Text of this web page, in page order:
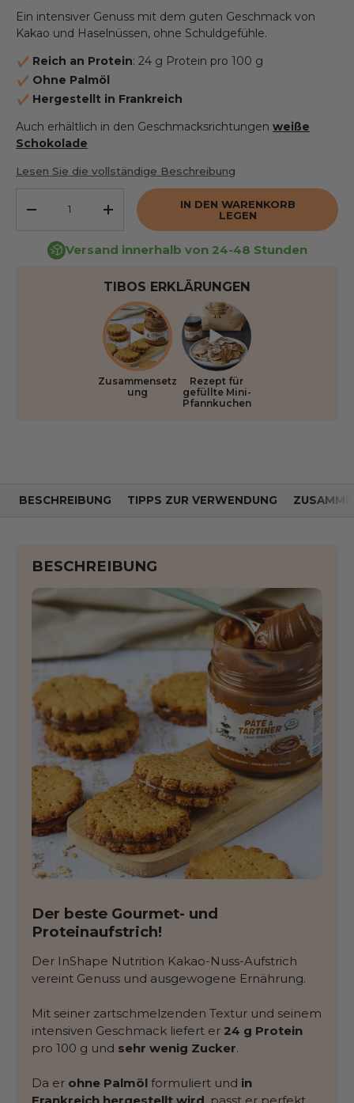
Ein intensiver Genuss mit dem guten Geschmack von
Kakao und Haselnüssen, ohne Schuldgefühle.
Reich an Protein: 24 g Protein pro 100 g
Ohne Palmöl
Hergestellt in Frankreich
Auch erhältlich in den Geschmacksrichtungen weiße
Schokolade
Lesen Sie die vollständige Beschreibung
DIE MENGE VERRINGERNERHÖHEN SIE DIE MENGE
IN DEN WARENKORB
LEGEN
Versand innerhalb von 24-48 Stunden
TIBOS ERKLÄRUNGEN
Zusammensetz
ung
Rezept für
gefüllte Mini-
Pfannkuchen
BESCHREIBUNG TIPPS ZUR VERWENDUNG
BESCHREIBUNG
Der beste Gourmet- und
Proteinaufstrich!
Der InShape Nutrition Kakao-Nuss-Aufstrich
vereint Genuss und ausgewogene Ernährung.
Mit seiner zartschmelzenden Textur und seinem
intensiven Geschmack liefert er 24 g Protein
pro 100 g und sehr wenig Zucker.
Da er ohne Palmöl formuliert und in
Frankreich hergestellt wird , passt er perfekt